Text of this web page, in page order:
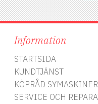
Information
STARTSIDA
KUNDTJÄNST
KÖPRÅD SYMASKINER
SERVICE OCH